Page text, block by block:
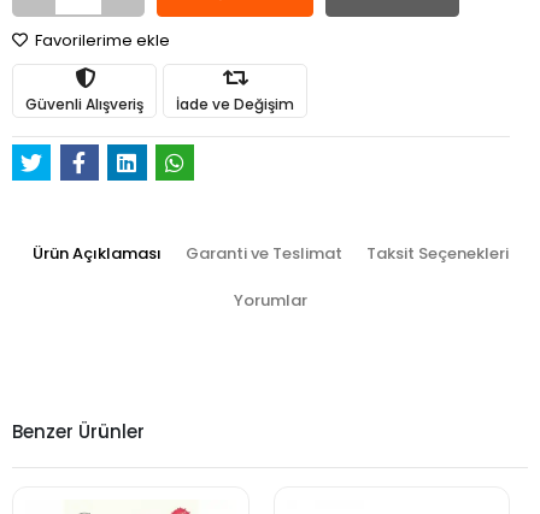
Favorilerime ekle
Güvenli Alışveriş İade ve Değişim
Ürün Açıklaması Garanti ve Teslimat Taksit Seçenekleri
Yorumlar
Benzer Ürünler